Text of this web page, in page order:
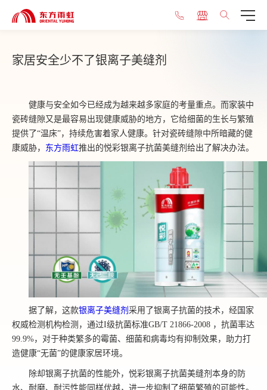
家居安全少不了银离子美缝剂
健康与安全如今已经成为越来越多家庭的考量重点。而家装中
瓷砖缝隙又是最容易出现健康威胁的地方，它给细菌的生长与繁殖
提供了“温床”，持续危害着家人健康。针对瓷砖缝隙中所暗藏的健
康威胁， 东方雨虹推出的悦彩银离子抗菌美缝剂给出了解决办法。
据了解，这款银离子美缝剂 采用了银离子抗菌的技术，经国家
权威检测机构检测，通过I级抗菌标准GB/T 21866-2008 ，抗菌率达
99.9%，对于种类繁多的霉菌、细菌和病毒均有抑制效果，助力打
造健康“无菌”的健康家居环境。
除却银离子抗菌的性能外，悦彩银离子抗菌美缝剂本身的防
水、耐磨、耐污性能同样优越，进一步抑制了细菌繁殖的可能性。